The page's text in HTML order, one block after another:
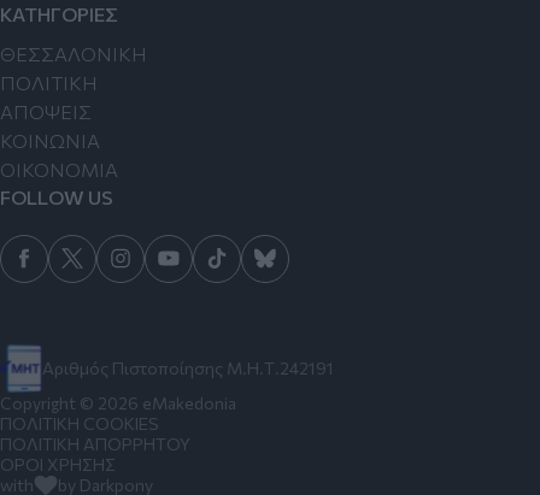
Αριθμός Πιστοποίησης Μ.Η.Τ.242191
ΚΑΤΗΓΟΡΙΕΣ
ΘΕΣΣΑΛΟΝΙΚΗ
ΠΟΛΙΤΙΚΗ
ΑΠΟΨΕΙΣ
ΚΟΙΝΩΝΙΑ
ΟΙΚΟΝΟΜΙΑ
FOLLOW US
Copyright © 2026 eMakedonia
ΠΟΛΙΤΙΚΗ COOKIES
ΠΟΛΙΤΙΚΗ ΑΠΟΡΡΗΤΟΥ
ΟΡΟΙ ΧΡΗΣΗΣ
with
by Darkpony